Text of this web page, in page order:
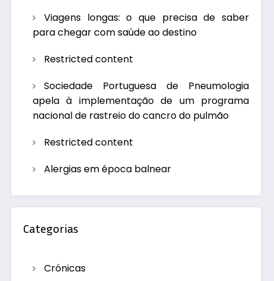
Viagens longas: o que precisa de saber
para chegar com saúde ao destino
Restricted content
Sociedade Portuguesa de Pneumologia
apela à implementação de um programa
nacional de rastreio do cancro do pulmão
Restricted content
Alergias em época balnear
Categorias
Crónicas